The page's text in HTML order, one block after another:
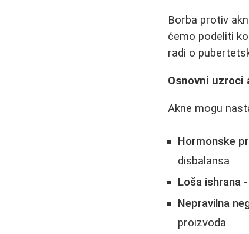
Borba protiv
ćemo podeliti
radi o
Osnovni uzroci
Akne mogu
Hormonske
disbalansa
Loša ishrana
Nepravilna
proizvoda